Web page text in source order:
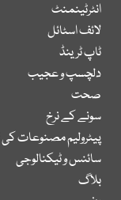
انٹرٹینمنٹ
لائف اسٹائل
ٹاپ ٹرینڈ
دلچسپ و عجیب
صحت
سونے کے نرخ
پیٹرولیم مصنوعات
سائنس و ٹیکنالوجی
بلاگ